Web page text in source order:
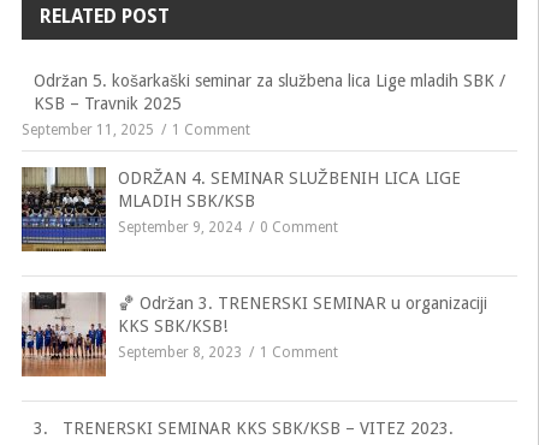
RELATED POST
Održan 5. košarkaški seminar za službena lica Lige mladih SBK /
KSB – Travnik 2025
September 11, 2025 1 Comment
ODRŽAN 4. SEMINAR SLUŽBENIH LICA LIGE
MLADIH SBK/KSB
September 9, 2024 0 Comment
🏀 Održan 3. TRENERSKI SEMINAR u organizaciji
KKS SBK/KSB!
September 8, 2023 1 Comment
3. TRENERSKI SEMINAR KKS SBK/KSB – VITEZ 2023.